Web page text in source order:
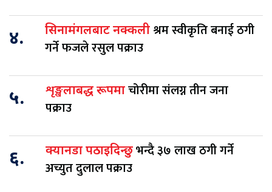
४. सिनामंगलबाट नक्कलीश्रम स्वीकृति बनाई ठगी
गर्ने फजले रसुल पक्राउ
५. शृङ्खलाबद्ध रूपमाचोरीमा संलग्न तीन जना
पक्राउ
६. क्यानडा पठाइदिन्छुभन्दै ३७ लाख ठगी गर्ने
अच्युत दुलाल पक्राउ